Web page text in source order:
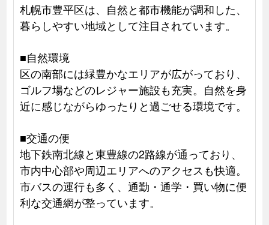
札幌市豊平区は、自然と都市機能が調和した、
暮らしやすい地域として注目されています。
■自然環境
区の南部には緑豊かなエリアが広がっており、
ゴルフ場などのレジャー施設も充実。自然を身
近に感じながらゆったりと過ごせる環境です。
■交通の便
地下鉄南北線と東豊線の2路線が通っており、
市内中心部や周辺エリアへのアクセスも快適。
市バスの運行も多く、通勤・通学・買い物に便
利な交通網が整っています。